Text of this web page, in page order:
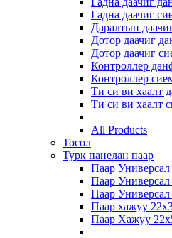
Гадна даачиг
Даралтын
Дотор даачиг
Дотор даачиг
Контроллер
Контроллер
Ти си ви хаалт
Ти си ви хаалт
All Products
Тосол
Турк панелан паар
Паар Универсал
Паар Универсал
Паар Универсал
Паар хажуу
Паар Хажуу